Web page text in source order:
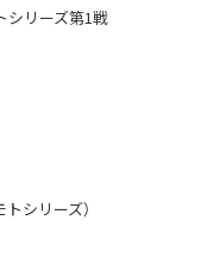
シリーズ第1戦
シリーズ）